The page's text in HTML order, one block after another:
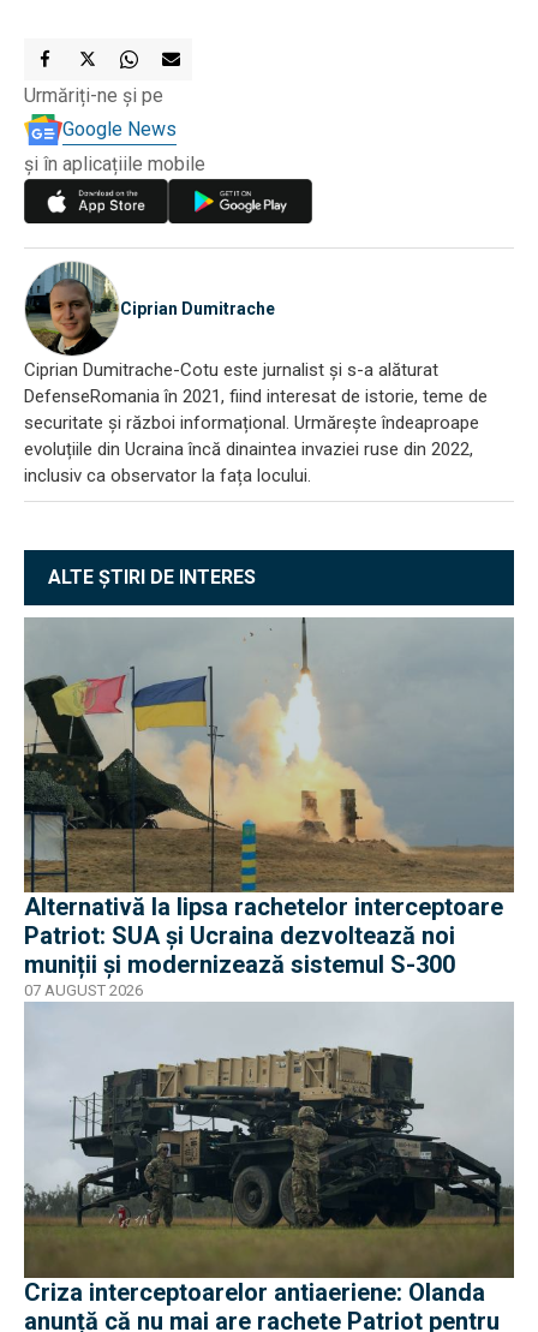
Urmăriți-ne și pe
Google News
și în aplicațiile mobile
Ciprian Dumitrache
Ciprian Dumitrache-Cotu este jurnalist și s-a alăturat
DefenseRomania în 2021, fiind interesat de istorie, teme de
securitate și război informațional. Urmărește îndeaproape
evoluțiile din Ucraina încă dinaintea invaziei ruse din 2022,
inclusiv ca observator la fața locului.
ALTE ȘTIRI DE INTERES
Alternativă la lipsa rachetelor interceptoare
Patriot: SUA și Ucraina dezvoltează noi
muniții și modernizează sistemul S-300
07 AUGUST 2026
Criza interceptoarelor antiaeriene: Olanda
anunță că nu mai are rachete Patriot pentru